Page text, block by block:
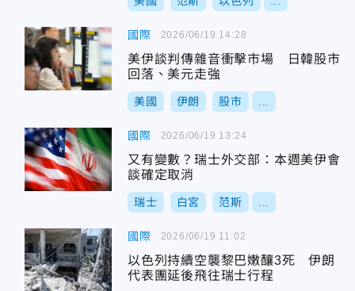
國際
美伊談判傳雜音衝擊市場 日韓股市
回落、美元走強
美國 伊朗 股市
2026/06/19 14:28
國際
又有變數？瑞士外交部：本週美伊會
談確定取消
瑞士 白宮 范斯
2026/06/19 13:24
國際
以色列持續空襲黎巴嫩釀3死 伊朗
代表團延後飛往瑞士行程
2026/06/19 11:02